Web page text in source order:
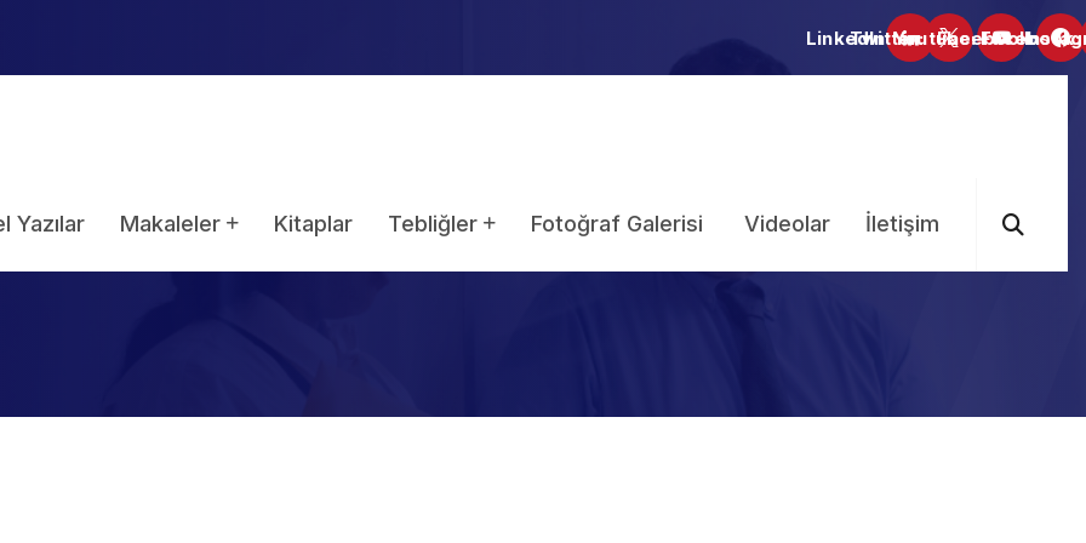
Yazılar Makaleler Kitaplar Tebliğler Fotoğraf Galerisi Videolar İletişim